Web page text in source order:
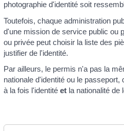
photographie d'identité soit
Toutefois, chaque administration
d'une mission de service public ou
ou privée peut choisir la liste des
justifier de l'identité.
Par ailleurs, le permis n'a pas la
nationale d'identité ou le
à la fois l'identité etla nationalité de